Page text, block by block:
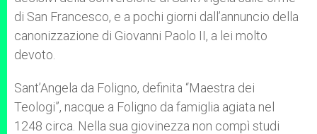
di San Francesco, e a pochi giorni dall’annuncio della
canonizzazione di Giovanni Paolo II, a lei molto
devoto.
Sant’Angela da Foligno, definita “Maestra dei
Teologi”, nacque a Foligno da famiglia agiata nel
1248 circa. Nella sua giovinezza non compì studi